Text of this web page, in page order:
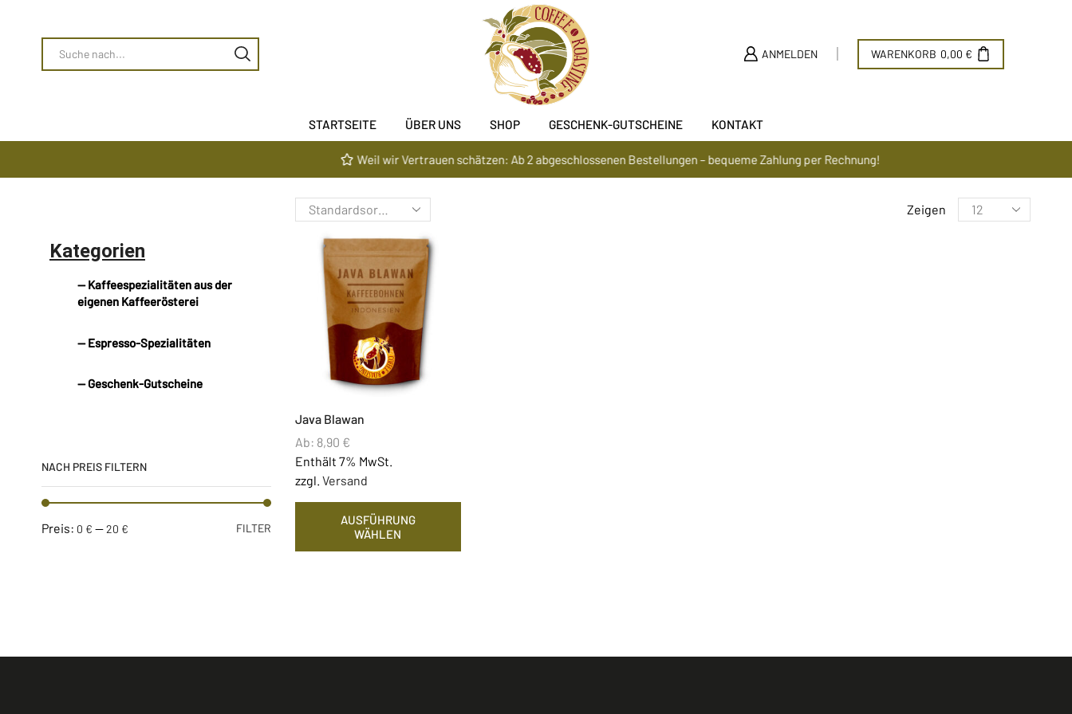
ANMELDEN WARENKORB 0,00 €
STARTSEITE ÜBER UNS SHOP GESCHENK-GUTSCHEINE KONTAKT
Weil wir Vertrauen schätzen: Ab 2 abgeschlossenen Bestellungen – bequeme Zahlung per Rechnung!
Zeigen
Java Blawan
Ab: 8,90 €
Enthält 7% MwSt.
zzgl. Versand
AUSFÜHRUNG
WÄHLEN
Kategorien
— Kaffeespezialitäten aus der
eigenen Kaffeerösterei
— Espresso-Spezialitäten
— Geschenk-Gutscheine
NACH PREIS FILTERN
FILTER
Preis: 0 € —20 €